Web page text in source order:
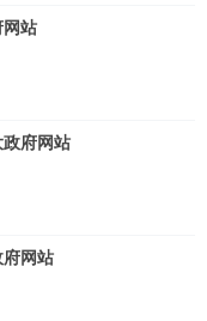
网站
府网站
网站